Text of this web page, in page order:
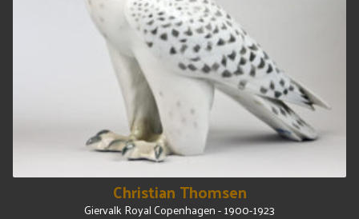
Christian Thomsen
Giervalk Royal Copenhagen - 1900-1923